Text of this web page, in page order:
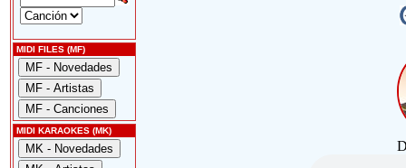
MIDI FILES (MF)
MIDI KARAOKES (MK)